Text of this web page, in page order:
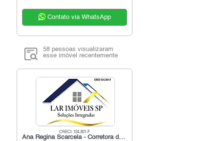
Contato via WhatsApp
58 pessoas visualizaram
esse imóvel recentemente
CRECI: 124.301-F
Ana Regina Scarcela - Corretora de Imóveis